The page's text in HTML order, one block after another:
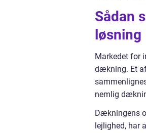
Sådan
løsning
Markedet for
dækning. Et
nemlig
Dækningens
lejlighed, har